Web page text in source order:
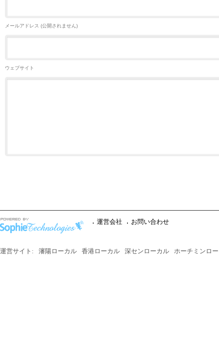
メールアドレス (公開されません)
ウェブサイト
運営会社 お問い合わせ
運営サイト: 瀋陽ローカル 香港ローカル 深センローカル ホーチミンロ